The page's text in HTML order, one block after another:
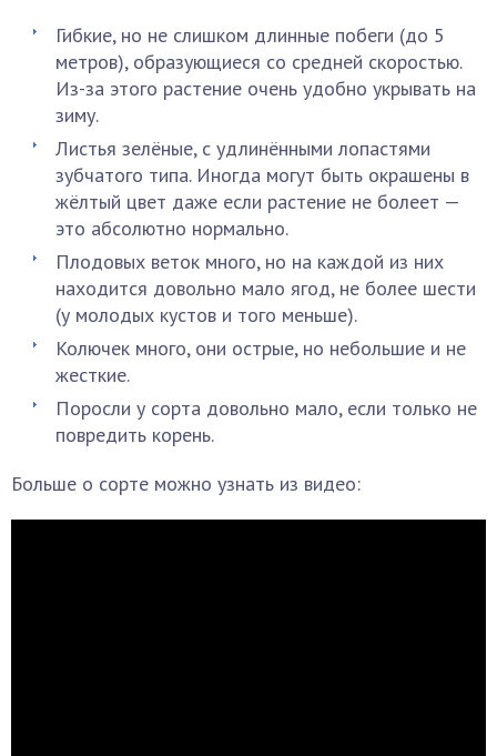
Гибкие, но не слишком длинные побеги (до 5
метров), образующиеся со средней скоростью.
Из-за этого растение очень удобно укрывать на
зиму.
Листья зелёные, с удлинёнными лопастями
зубчатого типа. Иногда могут быть окрашены в
жёлтый цвет даже если растение не болеет —
это абсолютно нормально.
Плодовых веток много, но на каждой из них
находится довольно мало ягод, не более шести
(у молодых кустов и того меньше).
Колючек много, они острые, но небольшие и не
жесткие.
Поросли у сорта довольно мало, если только не
повредить корень.
Больше о сорте можно узнать из видео: